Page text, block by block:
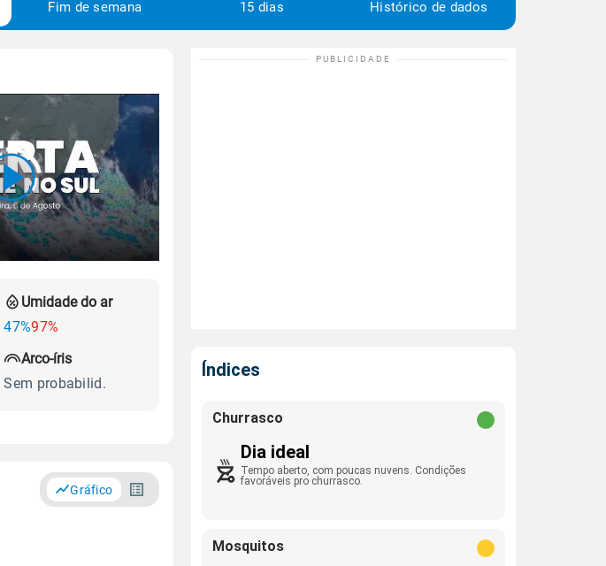
Fim de semana 15 dias Histórico de dados
Umidade do ar
47%97%
Arco-íris
Sem probabilid.
Gráfico
Índices
Churrasco
Dia ideal
Tempo aberto, com poucas nuvens. Condições
favoráveis pro churrasco.
Mosquitos